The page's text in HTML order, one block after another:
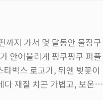
까지 가서 몇 달동안 물장구
안어울리게 핑쿠핑쿠 퍼플
벅스 로고가, 뒤엔 벚꽃이
재질 치곤 가볍고, 보온도